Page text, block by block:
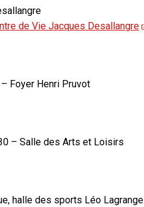
de Vie Jacques Desallangre
Foyer Henri Pruvot
– Salle des Arts et Loisirs
halle des sports Léo Lagrange